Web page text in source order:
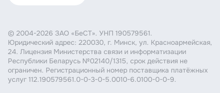
© 2004-2026 ЗАО «БеСТ». УНП 190579561.
Юридический адрес: 220030, г. Минск, ул. Красноармейская,
24. Лицензия Министерства связи и информатизации
Республики Беларусь №02140/1315, срок действия не
ограничен. Регистрационный номер поставщика платёжных
услуг 112.190579561.0-0-3-0-5.0010-6.0100-0-0-9.